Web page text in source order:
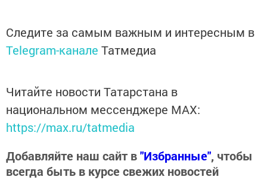
Следите за самым важным и интересным в
Telegram-канале Татмедиа
Читайте новости Татарстана в
национальном мессенджере MАХ:
https://max.ru/tatmedia
Добавляйте наш сайт в"Избранные", чтобы
всегда быть в курсе свежих новостей